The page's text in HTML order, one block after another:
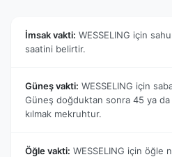
İmsak vakti: WESSELING için
saatini belirtir.
Güneş vakti: WESSELING için
Güneş doğduktan sonra 45 ya
kılmak mekruhtur.
Öğle vakti: WESSELING için öğle